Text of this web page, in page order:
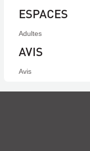
ESPACES
Adultes
AVIS
Avis